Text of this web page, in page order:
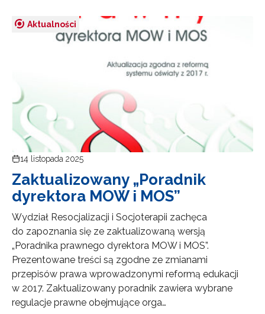
Aktualności
14 listopada 2025
Zaktualizowany „Poradnik
dyrektora MOW i MOS”
Wydział Resocjalizacji i Socjoterapii zachęca
do zapoznania się ze zaktualizowaną wersją
„Poradnika prawnego dyrektora MOW i MOS”.
Prezentowane treści są zgodne ze zmianami
przepisów prawa wprowadzonymi reformą edukacji
w 2017. Zaktualizowany poradnik zawiera wybrane
regulacje prawne obejmujące orga…